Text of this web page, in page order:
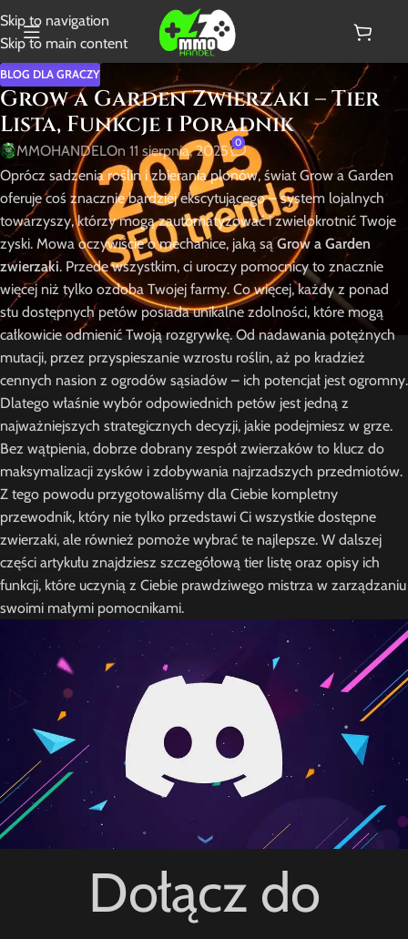
Skip to navigation
Skip to main content
BLOG DLA GRACZY
Grow a Garden Zwierzaki – Tier
Lista, Funkcje i Poradnik
MMOHANDELOn 11 sierpnia, 2025 0
Oprócz sadzenia roślin i zbierania plonów, świat Grow a Garden
oferuje coś znacznie bardziej ekscytującego – system lojalnych
towarzyszy, którzy mogą zautomatyzować i zwielokrotnić Twoje
zyski. Mowa oczywiście o mechanice, jaką sąGrow a Garden
zwierzaki. Przede wszystkim, ci uroczy pomocnicy to znacznie
więcej niż tylko ozdoba Twojej farmy. Co więcej, każdy z ponad
stu dostępnych petów posiada unikalne zdolności, które mogą
całkowicie odmienić Twoją rozgrywkę. Od nadawania potężnych
mutacji, przez przyspieszanie wzrostu roślin, aż po kradzież
cennych nasion z ogrodów sąsiadów – ich potencjał jest ogromny.
Dlatego właśnie wybór odpowiednich petów jest jedną z
najważniejszych strategicznych decyzji, jakie podejmiesz w grze.
Bez wątpienia, dobrze dobrany zespół zwierzaków to klucz do
maksymalizacji zysków i zdobywania najrzadszych przedmiotów.
Z tego powodu przygotowaliśmy dla Ciebie kompletny
przewodnik, który nie tylko przedstawi Ci wszystkie dostępne
zwierzaki, ale również pomoże wybrać te najlepsze. W dalszej
części artykułu znajdziesz szczegółową tier listę oraz opisy ich
funkcji, które uczynią z Ciebie prawdziwego mistrza w zarządzaniu
swoimi małymi pomocnikami.
Dołącz do